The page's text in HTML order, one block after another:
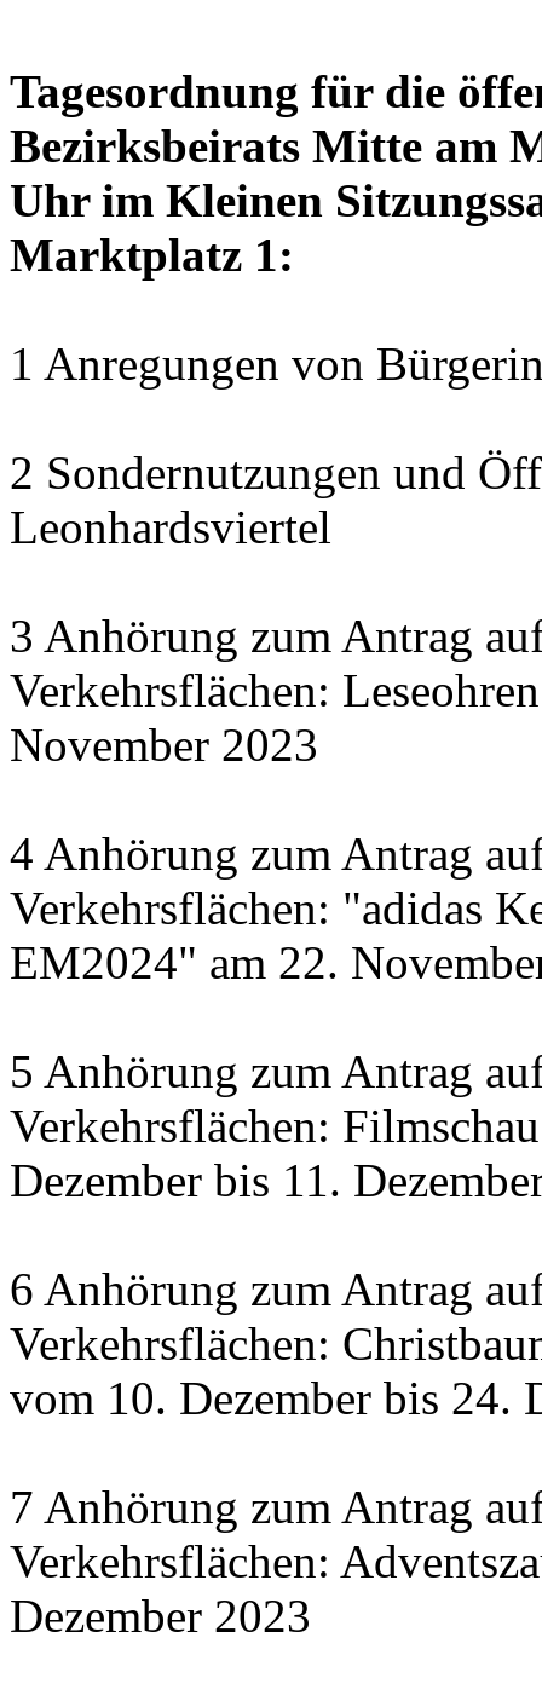
Tagesordnung für die
Bezirksbeirats Mitte am
Uhr im Kleinen
Marktplatz 1:
1 Anregungen von
2 Sondernutzungen und
Leonhardsviertel
3 Anhörung zum Antrag
Verkehrsflächen:
November 2023
4 Anhörung zum Antrag
Verkehrsflächen: "adidas
EM2024" am 22.
5 Anhörung zum Antrag
Verkehrsflächen:
Dezember bis 11.
6 Anhörung zum Antrag
Verkehrsflächen:
vom 10. Dezember bis 24.
7 Anhörung zum Antrag
Verkehrsflächen:
Dezember 2023